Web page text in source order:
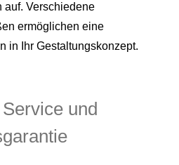
auf. Verschiedene
ermöglichen eine
in Ihr Gestaltungskonzept.
und